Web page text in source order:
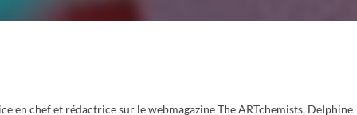
en chef et rédactrice sur le webmagazine The ARTchemists, Delphine